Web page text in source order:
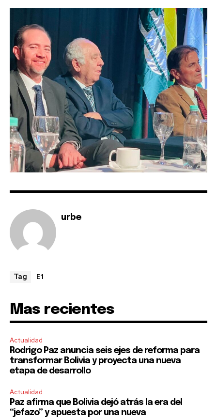
urbe
Tag E1
Mas recientes
Actualidad
Rodrigo Paz anuncia seis ejes de reforma para
transformar Bolivia y proyecta una nueva
etapa de desarrollo
Actualidad
Paz afirma que Bolivia dejó atrás la era del
“jefazo” y apuesta por una nueva